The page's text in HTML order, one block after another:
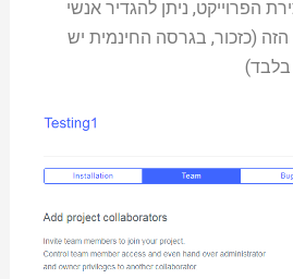
הפרוייקט, ניתן להגדיר אנשי
הזה (כזכור, בגרסה החינמית יש